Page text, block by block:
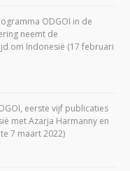
ODGOI in de
neemt de
om Indonesië (17 februari
eerste vijf publicaties
met Azarja Harmanny en
7 maart 2022)